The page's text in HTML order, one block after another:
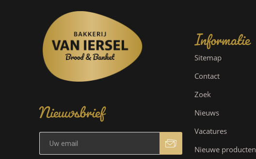
Nieuwsbrief
Informatie
Sitemap
Contact
Zoek
Nieuws
Vacatures
Nieuwe producten